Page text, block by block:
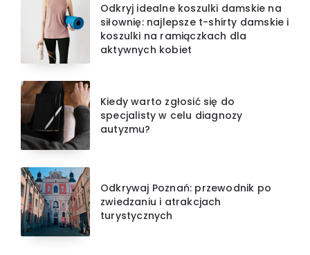
Odkryj idealne koszulki damskie na
siłownię: najlepsze t-shirty damskie i
koszulki na ramiączkach dla
aktywnych kobiet
Kiedy warto zgłosić się do
specjalisty w celu diagnozy
autyzmu?
Odkrywaj Poznań: przewodnik po
zwiedzaniu i atrakcjach
turystycznych